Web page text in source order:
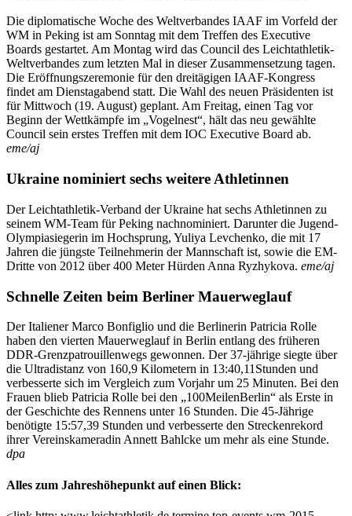
Die diplomatische Woche des Weltverbandes IAAF im Vorfeld der
WM in Peking ist am Sonntag mit dem Treffen des Executive
Boards gestartet. Am Montag wird das Council des Leichtathletik-
Weltverbandes zum letzten Mal in dieser Zusammensetzung tagen.
Die Eröffnungszeremonie für den dreitägigen IAAF-Kongress
findet am Dienstagabend statt. Die Wahl des neuen Präsidenten ist
für Mittwoch (19. August) geplant. Am Freitag, einen Tag vor
Beginn der Wettkämpfe im „Vogelnest“, hält das neu gewählte
Council sein erstes Treffen mit dem IOC Executive Board ab.
eme/aj
Ukraine nominiert sechs weitere Athletinnen
Der Leichtathletik-Verband der Ukraine hat sechs Athletinnen zu
seinem WM-Team für Peking nachnominiert. Darunter die Jugend-
Olympiasiegerin im Hochsprung, Yuliya Levchenko, die mit 17
Jahren die jüngste Teilnehmerin der Mannschaft ist, sowie die EM-
Dritte von 2012 über 400 Meter Hürden Anna Ryzhykova. eme/aj
Schnelle Zeiten beim Berliner Mauerweglauf
Der Italiener Marco Bonfiglio und die Berlinerin Patricia Rolle
haben den vierten Mauerweglauf in Berlin entlang des früheren
DDR-Grenzpatrouillenwegs gewonnen. Der 37-jährige siegte über
die Ultradistanz von 160,9 Kilometern in 13:40,11Stunden und
verbesserte sich im Vergleich zum Vorjahr um 25 Minuten. Bei den
Frauen blieb Patricia Rolle bei den „100MeilenBerlin“ als Erste in
der Geschichte des Rennens unter 16 Stunden. Die 45-Jährige
benötigte 15:57,39 Stunden und verbesserte den Streckenrekord
ihrer Vereinskameradin Annett Bahlcke um mehr als eine Stunde.
dpa
Alles zum Jahreshöhepunkt auf einen Blick: